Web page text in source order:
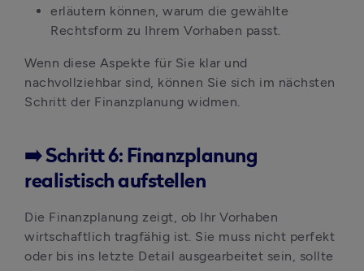
erläutern können, warum die gewählte
Rechtsform zu Ihrem Vorhaben passt.
Wenn diese Aspekte für Sie klar und
nachvollziehbar sind, können Sie sich im nächsten
Schritt der Finanzplanung widmen.
➡️ Schritt 6: Finanzplanung
realistisch aufstellen
Die Finanzplanung zeigt, ob Ihr Vorhaben
wirtschaftlich tragfähig ist. Sie muss nicht perfekt
oder bis ins letzte Detail ausgearbeitet sein, sollte